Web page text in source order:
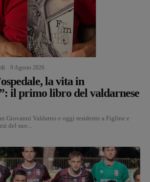
9 Agosto 2026
la vita in
il primo libro del valdarnese
Giovanni Valdarno e oggi residente a Figline e
del suo...